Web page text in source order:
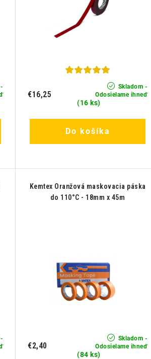
Skladom -
Odosielame ihneď
(16 ks)
€16,25
Do košíka
Kemtex Oranžová maskovacia páska
do 110°C - 18mm x 45m
Skladom -
Odosielame ihneď
(84 ks)
€2,40